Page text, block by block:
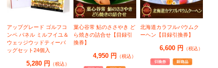
アップグレード ゴルフコ
ンペ パネル ミルフイユ＆
ウェッジウッドティーバ
ッグセット24個入
5,280 円 （税込）
菓心谷常 鮎のささやき ど
ら焼きの詰合せ【目録引
換券】
4,950 円 （税込）
北海道カラフルバウムク
ーヘン【目録引換券】
6,600 円 （税込）